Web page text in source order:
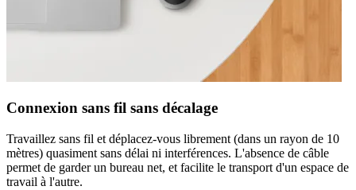
Connexion sans fil sans décalage
Travaillez sans fil et déplacez-vous librement (dans un rayon de 10
mètres) quasiment sans délai ni interférences. L'absence de câble
permet de garder un bureau net, et facilite le transport d'un espace de
travail à l'autre.